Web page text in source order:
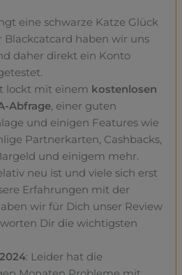
eine schwarze Katze Glück
Blackcatcard haben wir uns
daher direkt ein Konto
lockt mit einem kostenlosen
Abfrage, einer guten
und einigen Features wie
Partnerkarten, Cashbacks,
und einigem mehr.
neu ist und viele sich erst
Erfahrungen mit der
wir für Dich unser Review
Dir die wichtigsten
: Leider hat die